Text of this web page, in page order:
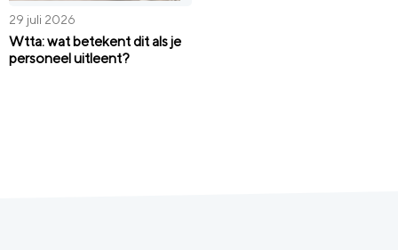
29 juli 2026
Wtta: wat betekent dit als je
personeel uitleent?